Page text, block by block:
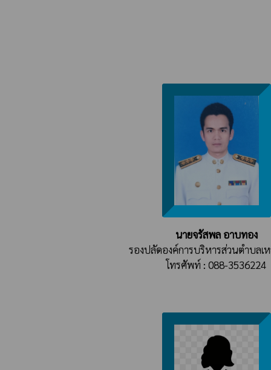
นายจรัสพล อาบทอง
รองปลัดองค์การบริหารส่วนตำบลเ
โทรศัพท์ : 088-3536224